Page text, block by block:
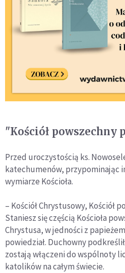
"Kościół powszechny
Przed uroczystością ks.
katechumenów, przypominając
wymiarze Kościoła.
– Kościół Chrystusowy, Kościół
Staniesz się częścią Kościoła
Chrystusa, w jedności z
powiedział. Duchowny
zostają włączeni do wspólnoty
katolików na całym świecie.